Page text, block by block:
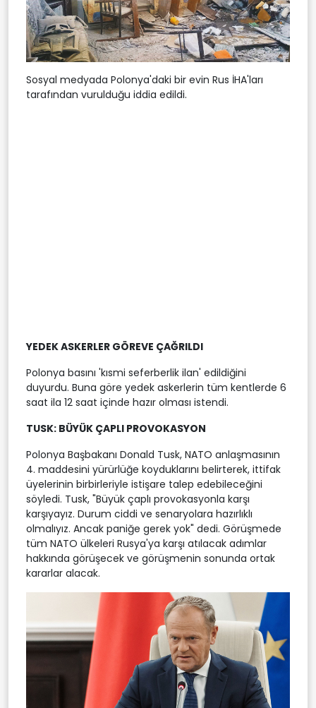
Sosyal medyada Polonya'daki bir evin Rus İHA'ları
tarafından vurulduğu iddia edildi.
YEDEK ASKERLER GÖREVE ÇAĞRILDI
Polonya basını 'kısmi seferberlik ilan' edildiğini
duyurdu. Buna göre yedek askerlerin tüm kentlerde 6
saat ila 12 saat içinde hazır olması istendi.
TUSK: BÜYÜK ÇAPLI PROVOKASYON
Polonya Başbakanı Donald Tusk, NATO anlaşmasının
4. maddesini yürürlüğe koyduklarını belirterek, ittifak
üyelerinin birbirleriyle istişare talep edebileceğini
söyledi. Tusk, "Büyük çaplı provokasyonla karşı
karşıyayız. Durum ciddi ve senaryolara hazırlıklı
olmalıyız. Ancak paniğe gerek yok" dedi. Görüşmede
tüm NATO ülkeleri Rusya'ya karşı atılacak adımlar
hakkında görüşecek ve görüşmenin sonunda ortak
kararlar alacak.